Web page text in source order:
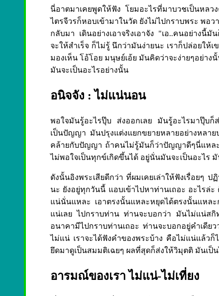
นี่อาตมาเคยพูดให้ฟัง โยมอะไรที่มาบวชเป็นหล
ไตรจีวรก็หอบเข้ามาในวัด ยังไม่ไปกราบพระ พอ
กลับมา เดินอย่างเอาจริงเอาจัง "เอ..คนอย่าง
จะให้สำเร็จ ก็ไม่รู้ นึกว่ามันง่ายนะ เราก็ปล่อยให้เ
มองเห็น โอ้โอย มนุษย์เอ้ย มันคิดว่าจะง่ายๆอย่า
มันจะเป็นอะไรอย่างนั้น
อนิจจัง : ไม่แน่นอน
พอใจมันรู้อะไรปุ๊บ ส่งออกเลย มันรู้อะไรมาปุ๊บก็
เป็นปัญญา มันปรุงแต่งแยกขยายหลายอย่างหลา
คล้ายกับปัญญา ถ้าคนไม่รู้มันก็ว่าปัญญาดีๆนี่แหล
ไม่พอใจเป็นทุกข์เกิดขึ้นได้ อยู่นั่นมันจะเป็นอะไร
ดังนั้นอิงพระเสียดีกว่า ที่ผมเคยเล่าให้ฟังเรื่อยๆ
นะ ยังอยู่ทุกวันนี้ แอบเข้าไปหาท่านเถอะ อะไรล่
แน่นั่นแหละ เอาตรงนั้นแหละหยุดได้ตรงนั้นแหล
แน่เลย ไปกราบท่าน ท่านจะบอกว่า มันไม่แน่สกิ
อนาคามีไปกราบท่านเถอะ ท่านจะบอกอยู่คำเดี
ไม่แน่ เราจะได้ฟังคำของพระบ้าง คือไม่แน่แล้วก็
ยึดมาดูเป็นสมมติเฉยๆ ผลที่สุดก็ส่งให้วิมุตติ มันเ
อารมณ์ของเรา ไม่แน่-ไม่เที่ยง